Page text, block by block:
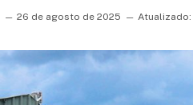
26 de agosto de 2025 Atualizado: